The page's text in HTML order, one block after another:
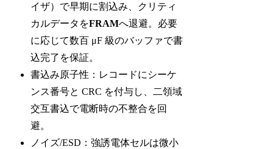
イザ）で早期に割込み、クリティ
カルデータをFRAMへ退避。必要
に応じて数百 μF 級のバッファで書
込完了を保証。
書込み原子性：レコードにシーケ
ンス番号と CRC を付与し、二領域
交互書込で電断時の不整合を回
避。
ノイズ/ESD：強誘電体セルは微小